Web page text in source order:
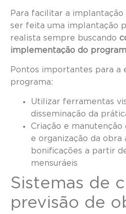
Para facilitar a implantação
ser feita uma implantação
realista sempre buscando
implementação do
Pontos importantes para a
programa:
Utilizar ferramentas
disseminação da
Criação e
e organização da
bonificações a partir
mensuráeis
Sistemas de
previsão de